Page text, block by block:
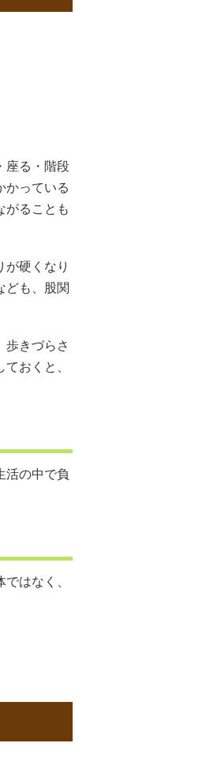
座る・階段
かっている
がることも
が硬くなり
ども、股関
歩きづらさ
おくと、
活の中で負
はなく、